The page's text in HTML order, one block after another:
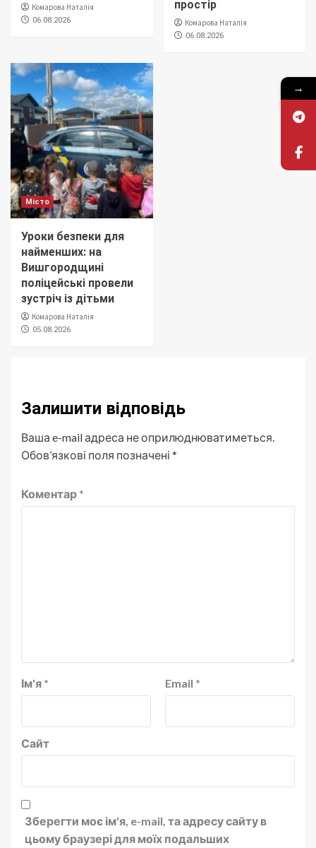
Комарова Наталія
06.08.2026
простір
Комарова Наталія
06.08.2026
Місто
Уроки безпеки для
найменших: на
Вишгородщині
поліцейські провели
зустріч із дітьми
Комарова Наталія
05.08.2026
Залишити відповідь
Ваша e-mail адреса не оприлюднюватиметься.
Обов’язкові поля позначені *
Коментар *
Ім'я * Email *
Сайт
Зберегти моє ім'я, e-mail, та адресу сайту в
цьому браузері для моїх подальших
→